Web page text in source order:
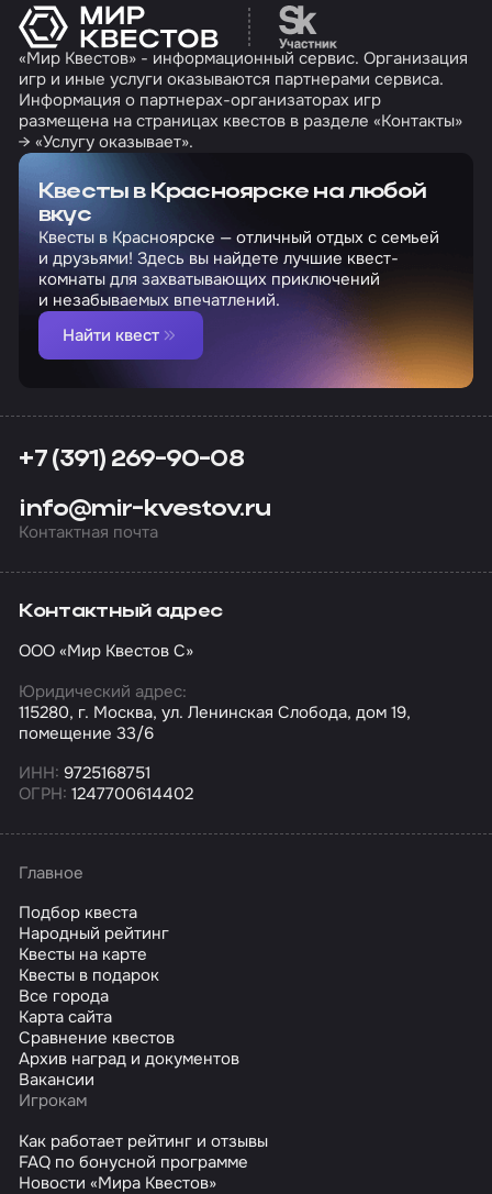
Перейти на сайт
«Мир Квестов» - информационный сервис. Организация
игр и иные услуги оказываются партнерами сервиса.
Информация о партнерах-организаторах игр
размещена на страницах квестов в разделе «Контакты»
→ «Услугу оказывает».
Квесты в Красноярске на любой
вкус
Квесты в Красноярске — отличный отдых с семьей
и друзьями! Здесь вы найдете лучшие квест-
комнаты для захватывающих приключений
и незабываемых впечатлений.
Найти квест
+7 (391) 269-90-08
info@mir-kvestov.ru
Контактная почта
Контактный адрес
ООО «Мир Квестов С»
Юридический адрес:
115280, г. Москва, ул. Ленинская Слобода, дом 19,
помещение 33/6
ИНН: 9725168751
ОГРН: 1247700614402
Главное
Подбор квеста
Народный рейтинг
Квесты на карте
Квесты в подарок
Все города
Карта сайта
Сравнение квестов
Архив наград и документов
Вакансии
Игрокам
Как работает рейтинг и отзывы
FAQ по бонусной программе
Новости «Мира Квестов»